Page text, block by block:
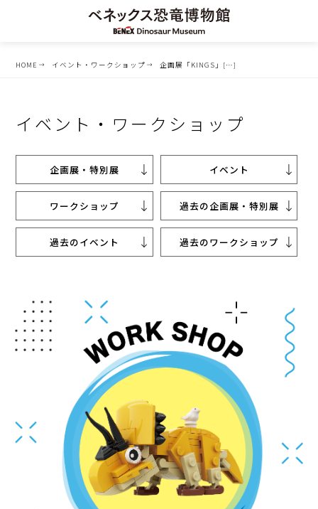
HOME イベント・ワークショップ 企画展「KINGS」[…]
イベント・ワークショップ
企画展・特別展 イベント
ワークショップ 過去の企画展・特別展
過去のイベント 過去のワークショップ